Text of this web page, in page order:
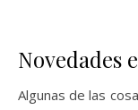
Novedades
Algunas de las